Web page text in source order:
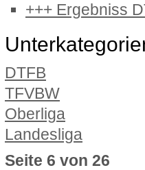
+++ Ergebniss
DTFB
TFVBW
Oberliga
Landesliga
Seite 6 von 26